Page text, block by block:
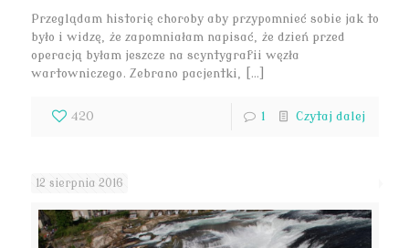
Przeglądam historię choroby aby przypomnieć sobie jak to
było i widzę, że zapomniałam napisać, że dzień przed
operacją byłam jeszcze na scyntygrafii węzła
wartowniczego. Zebrano pacjentki, […]
420 1 Czytaj dalej
12 sierpnia 2016